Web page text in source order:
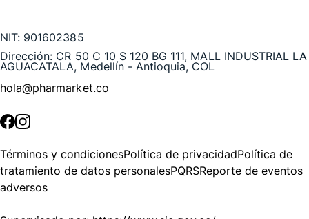
NIT: 901602385
Dirección: CR 50 C 10 S 120 BG 111, MALL INDUSTRIAL LA
AGUACATALA, Medellín - Antioquia, COL
hola@pharmarket.co
Términos y condicionesPolítica de privacidadPolítica de
tratamiento de datos personalesPQRSReporte de eventos
adversos